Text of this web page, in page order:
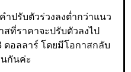
ปรับตัวร่วงลงต่ำกว่าแนว
สที่ราคาจะปรับตัวลงไป
ดอลลาร์ โดยมีโอกาสกลับ
นกันค่ะ